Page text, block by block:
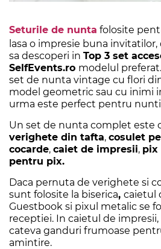
Seturile de nunta folosite
lasa o impresie buna
sa descoperi in Top 3 set
SelfEvents.ro modelul
set de nunta vintage cu flori
model geometric sau cu inimi
urma este perfect pentru
Un set de nunta complet este
verighete din tafta, cosulet
cocarde, caiet de impresii, pix
pentru pix.
Daca pernuta de verighete si
sunt folosite la biserica, caietul
Guestbook si pixul metalic se
receptiei. In caietul de
cateva ganduri frumoase
amintire.